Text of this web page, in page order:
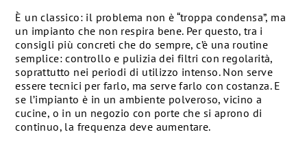
È un classico: il problema non è “troppa condensa”, ma
un impianto che non respira bene. Per questo, tra i
consigli più concreti che do sempre, c’è una routine
semplice: controllo e pulizia dei filtri con regolarità,
soprattutto nei periodi di utilizzo intenso. Non serve
essere tecnici per farlo, ma serve farlo con costanza. E
se l’impianto è in un ambiente polveroso, vicino a
cucine, o in un negozio con porte che si aprono di
continuo, la frequenza deve aumentare.